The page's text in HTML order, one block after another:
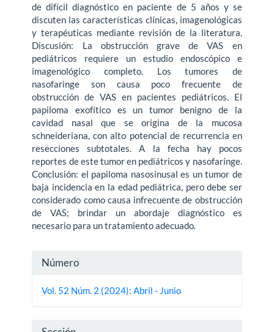
de difícil diagnóstico en paciente de 5 años y se
discuten las características clínicas, imagenológicas
y terapéuticas mediante revisión de la literatura.
Discusión: La obstrucción grave de VAS en
pediátricos requiere un estudio endoscópico e
imagenológico completo. Los tumores de
nasofaringe son causa poco frecuente de
obstrucción de VAS en pacientes pediátricos. El
papiloma exofítico es un tumor benigno de la
cavidad nasal que se origina de la mucosa
schneideriana, con alto potencial de recurrencia en
resecciones subtotales. A la fecha hay pocos
reportes de este tumor en pediátricos y nasofaringe.
Conclusión: el papiloma nasosinusal es un tumor de
baja incidencia en la edad pediátrica, pero debe ser
considerado como causa infrecuente de obstrucción
de VAS; brindar un abordaje diagnóstico es
necesario para un tratamiento adecuado.
Detalles
del
Número
Vol. 52 Núm. 2 (2024): Abril - Junio